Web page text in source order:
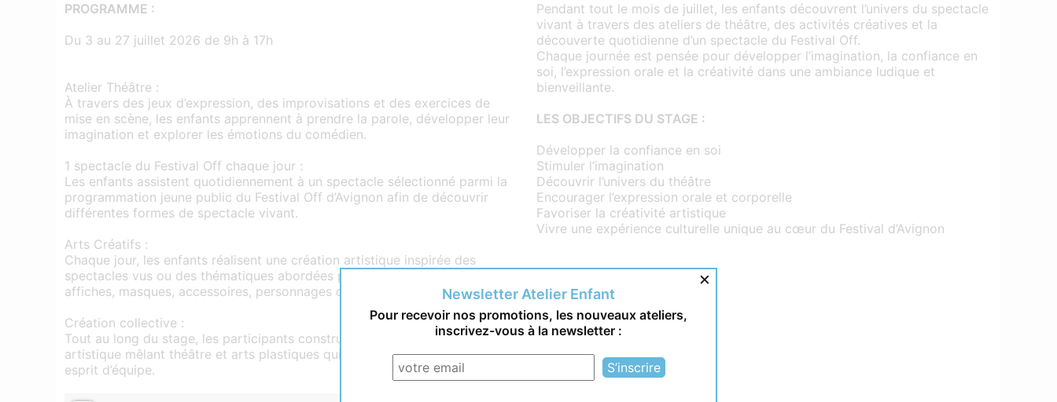
Pendant tout le mois de juillet, les enfants découvrent l’univers du spectacle
vivant à travers des ateliers de théâtre, des activités créatives et la
découverte quotidienne d’un spectacle du Festival Off.
Chaque journée est pensée pour développer l’imagination, la confiance en
soi, l’expression orale et la créativité dans une ambiance ludique et
bienveillante.
LES OBJECTIFS DU STAGE :
Développer la confiance en soi
Stimuler l’imagination
Découvrir l’univers du théâtre
Encourager l’expression orale et corporelle
Favoriser la créativité artistique
Vivre une expérience culturelle unique au cœur du Festival d’Avignon
PROGRAMME :
Du 3 au 27 juillet 2026 de 9h à 17h
Atelier Théâtre :
À travers des jeux d’expression, des improvisations et des exercices de
mise en scène, les enfants apprennent à prendre la parole, développer leur
imagination et explorer les émotions du comédien.
1 spectacle du Festival Off chaque jour :
Les enfants assistent quotidiennement à un spectacle sélectionné parmi la
programmation jeune public du Festival Off d’Avignon afin de découvrir
différentes formes de spectacle vivant.
Arts Créatifs :
Chaque jour, les enfants réalisent une création artistique inspirée des
spectacles vus ou des thématiques abordées pendant les ateliers : décors,
affiches, masques, accessoires, personnages ou carnets de spectateurs.
Création collective :
Tout au long du stage, les participants construisent ensemble un projet
artistique mêlant théâtre et arts plastiques qui valorise leur créativité et leur
esprit d’équipe.
Newsletter Atelier Enfant
Pour recevoir nos promotions, les nouveaux ateliers,
inscrivez-vous à la newsletter :
×